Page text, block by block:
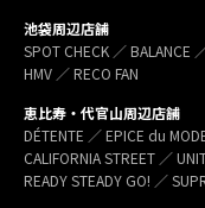
池袋周辺店舗
SPOT CHECK ／ BALANCE
HMV ／ RECO FAN
恵比寿・代官山周辺店舗
DÉTENTE ／ EPICE du
CALIFORNIA STREET ／
READY STEADY GO! ／